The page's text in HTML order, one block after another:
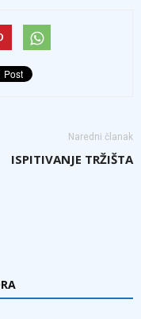
Naredni članak
ISPITIVANJE TRŽIŠTA